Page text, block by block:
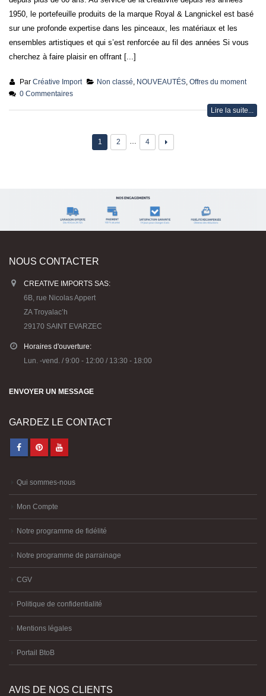
1950, le portefeuille produits de la marque Royal & Langnickel est basé
sur une profonde expertise dans les pinceaux, les matériaux et les
ensembles artistiques et qui s’est renforcée au fil des années Si vous
cherchez à faire plaisir en offrant [...]
Par Créative Import Non classé NOUVEAUTÉS ,Offres du moment
0 Commentaires
Lire la suite...
1 2 … 4
NOUS CONTACTER
CREATIVE IMPORTS SAS:
6B, rue Nicolas Appert
ZA Troyalac’h
29170 SAINT EVARZEC
Horaires d'ouverture:
Lun. -vend. / 9:00 - 12:00 / 13:30 - 18:00
ENVOYER UN MESSAGE
GARDEZ LE CONTACT
Qui sommes-nous
Mon Compte
Notre programme de fidélité
Notre programme de parrainage
CGV
Politique de confidentialité
Mentions légales
Portail BtoB
AVIS DE NOS CLIENTS